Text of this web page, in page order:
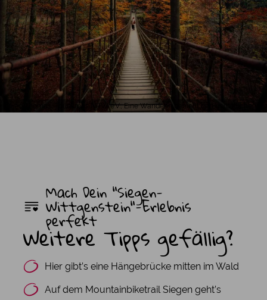
Leo Thomas, Tourismus NRW e.V., Eine Wanderin genießt den herbstlichen
Mach Dein "Siegen-
Wittgenstein"-Erlebnis
perfekt
Weitere Tipps gefällig?
Hier gibt’s eine Hängebrücke mitten im Wald
Auf dem Mountainbiketrail Siegen geht’s